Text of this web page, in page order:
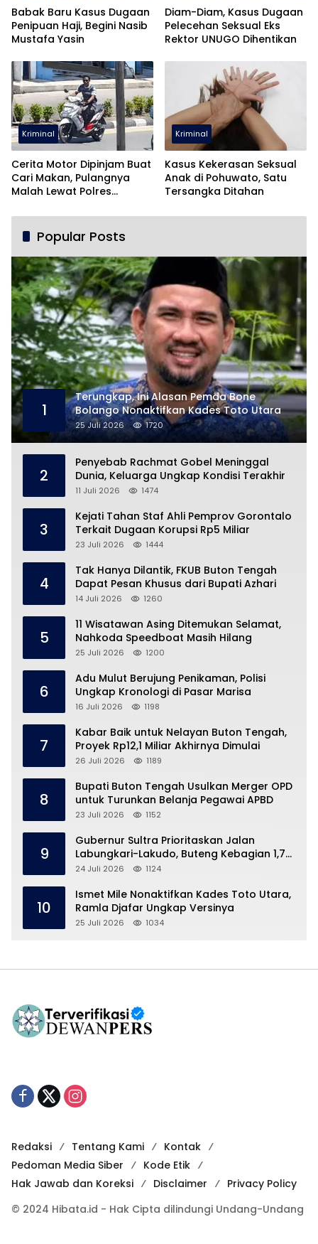
Babak Baru Kasus Dugaan
Penipuan Haji, Begini Nasib
Mustafa Yasin
Diam-Diam, Kasus Dugaan
Pelecehan Seksual Eks
Rektor UNUGO Dihentikan
Kriminal
Cerita Motor Dipinjam Buat
Cari Makan, Pulangnya
Malah Lewat Polres
Kriminal
Kasus Kekerasan Seksual
Anak di Pohuwato, Satu
Tersangka Ditahan
Popular Posts
1
Terungkap, Ini Alasan Pemda Bone
Bolango Nonaktifkan Kades Toto Utara
25 Juli 2026 1720
2
Penyebab Rachmat Gobel Meninggal
Dunia, Keluarga Ungkap Kondisi Terakhir
11 Juli 2026 1474
3
Kejati Tahan Staf Ahli Pemprov Gorontalo
Terkait Dugaan Korupsi Rp5 Miliar
23 Juli 2026 1444
4
Tak Hanya Dilantik, FKUB Buton Tengah
Dapat Pesan Khusus dari Bupati Azhari
14 Juli 2026 1260
5
11 Wisatawan Asing Ditemukan Selamat,
Nahkoda Speedboat Masih Hilang
25 Juli 2026 1200
6
Adu Mulut Berujung Penikaman, Polisi
Ungkap Kronologi di Pasar Marisa
16 Juli 2026 1198
7
Kabar Baik untuk Nelayan Buton Tengah,
Proyek Rp12,1 Miliar Akhirnya Dimulai
26 Juli 2026 1189
8
Bupati Buton Tengah Usulkan Merger OPD
untuk Turunkan Belanja Pegawai APBD
23 Juli 2026 1152
9
Gubernur Sultra Prioritaskan Jalan
Labungkari-Lakudo, Buteng Kebagian 1,7
Km
24 Juli 2026 1124
10
Ismet Mile Nonaktifkan Kades Toto Utara,
Ramla Djafar Ungkap Versinya
25 Juli 2026 1034
Redaksi Tentang Kami
Kontak
Pedoman Media Siber
Kode Etik
Hak Jawab dan Koreksi
Disclaimer
Privacy Policy
© 2024 Hibata.id - Hak Cipta dilindungi Undang-Undang